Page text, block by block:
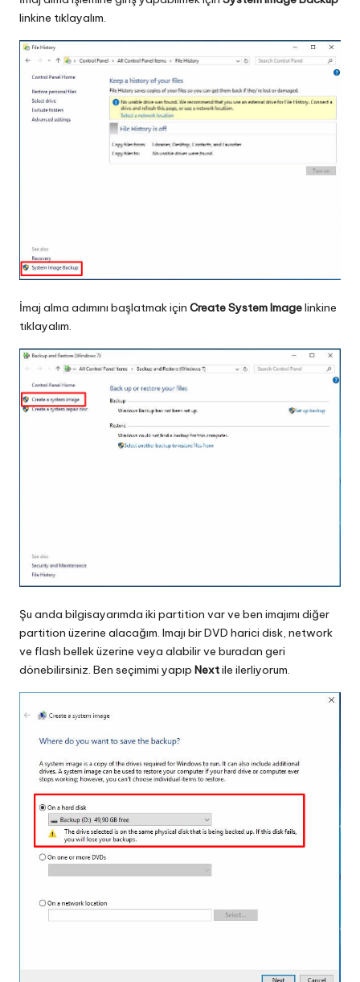
linkine tıklayalım.
İmaj alma adımını başlatmak için Create System Imagelinkine
tıklayalım.
Şu anda bilgisayarımda iki partition var ve ben imajımı diğer
partition üzerine alacağım. Imajı bir DVD harici disk, network
ve flash bellek üzerine veya alabilir ve buradan geri
dönebilirsiniz. Ben seçimimi yapıp Nextile ilerliyorum.